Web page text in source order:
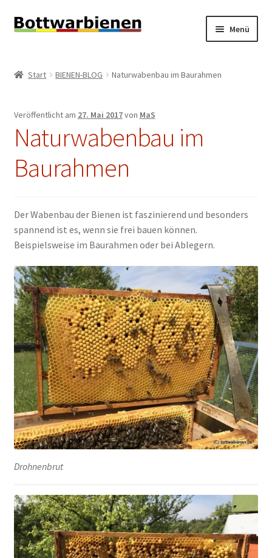
Zur
Zum
Menü
INFORMATIONEN
Start BIENEN-BLOG Naturwabenbau im Baurahmen
Veröffentlicht am 27. Mai 2017von MaS
Naturwabenbau im
Baurahmen
Der Wabenbau der Bienen ist faszinierend und besonders
spannend ist es, wenn sie frei bauen können.
Beispielsweise im Baurahmen oder bei Ablegern.
Drohnenbrut